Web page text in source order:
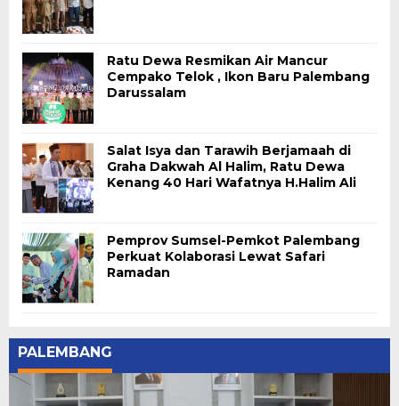
Ratu Dewa Resmikan Air Mancur
Cempako Telok , Ikon Baru Palembang
Darussalam
Salat Isya dan Tarawih Berjamaah di
Graha Dakwah Al Halim, Ratu Dewa
Kenang 40 Hari Wafatnya H.Halim Ali
Pemprov Sumsel-Pemkot Palembang
Perkuat Kolaborasi Lewat Safari
Ramadan
PALEMBANG